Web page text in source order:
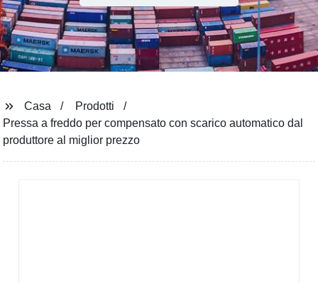
Casa
Prodotti
Pressa a freddo per compensato con scarico automatico dal
produttore al miglior prezzo